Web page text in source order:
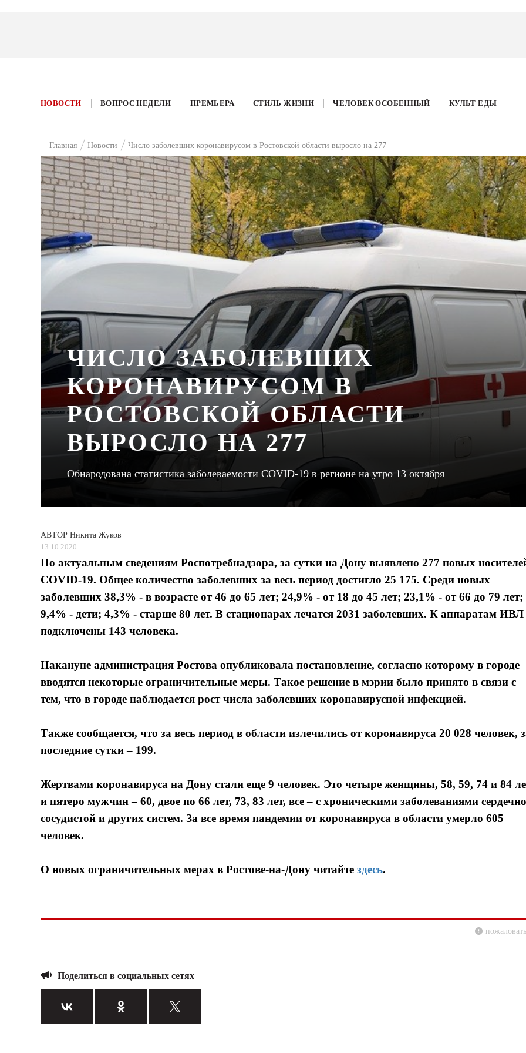
НОВОСТИ ВОПРОС НЕДЕЛИ ПРЕМЬЕРА СТИЛЬ ЖИЗНИ ЧЕЛОВЕК ОСОБЕННЫЙ КУЛЬТ ЕДЫ
Главная Новости Число заболевших коронавирусом в Ростовской области выросло на 277
ЧИСЛО ЗАБОЛЕВШИХ
КОРОНАВИРУСОМ В
РОСТОВСКОЙ ОБЛАСТИ
ВЫРОСЛО НА 277
Обнародована статистика заболеваемости COVID-19 в регионе на утро 13 октября
АВТОР Никита Жуков
13.10.2020
По актуальным сведениям Роспотребнадзора, за сутки на Дону выявлено 277 новых
COVID-19. Общее количество заболевших за весь период достигло 25 175. Среди новых
заболевших 38,3% - в возрасте от 46 до 65 лет; 24,9% - от 18 до 45 лет; 23,1% - от 66 до 79 лет;
9,4% - дети; 4,3% - старше 80 лет. В стационарах лечатся 2031 заболевших. К аппаратам ИВЛ
подключены 143 человека.
Накануне администрация Ростова опубликовала постановление, согласно которому в городе
вводятся некоторые ограничительные меры. Такое решение в мэрии было принято в связи с
тем, что в городе наблюдается рост числа заболевших коронавирусной инфекцией.
Также сообщается, что за весь период в области излечились от коронавируса 20 028 человек,
последние сутки – 199.
Жертвами коронавируса на Дону стали еще 9 человек. Это четыре женщины, 58, 59, 74 и 84
и пятеро мужчин – 60, двое по 66 лет, 73, 83 лет, все – с хроническими заболеваниями
сосудистой и других систем. За все время пандемии от коронавируса в области умерло 605
человек.
О новых ограничительных мерах в Ростове-на-Дону читайте здесь.
Поделиться в социальных сетях